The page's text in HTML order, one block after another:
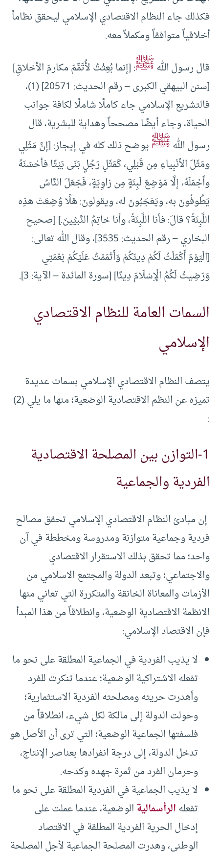
فكذلك جاء النظام الاقتصادي الإسلامي ليحقق نظاماً
أخلاقياً متوافقاً ومكملاً معه.
قال رسول اللهﷺ: [إنما بُعِثْتُ لأُتَمِّمَ مكارمَ الأخلاقِ]
[سنن البيهقي الكبرى – رقم الحديث: 20571] (1)،
فالتشريع الإسلامي جاء كاملًا شاملًا لكافة جوانب
الحياة، وجاء أيضًا مصححاً وهداية للبشرية، قال
رسول اللهﷺيوضح ذلك كله في إيجاز: [إنَّ مَثَلِي
ومَثَلَ الأنْبِياءِ مِن قَبْلِي، كَمَثَلِ رَجُلٍ بَنَى بَيْتًا فأحْسَنَهُ
وأَجْمَلَهُ، إلَّا مَوْضِعَ لَبِنَةٍ مِن زاوِيَةٍ، فَجَعَلَ النَّاسُ
يَطُوفُونَ به، ويَعْجَبُونَ له، ويقولونَ: هَلَّا وُضِعَتْ هذِه
اللَّبِنَةُ؟ قالَ: فأنا اللَّبِنَةُ، وأنا خاتِمُ النَّبيِّينَ.] [صحيح
البخاري – رقم الحديث: 3535]، وقال الله تعالى:
[الْيَوْمَ أَكْمَلْتُ لَكُمْ دِينَكُمْ وَأَتْمَمْتُ عَلَيْكُمْ نِعْمَتِي
وَرَضِيتُ لَكُمُ الْإِسْلَامَ دِينًا] [سورة المائدة – الآية: 3].
السمات العامة للنظام الاقتصادي
الإسلامي
يتصف النظام الاقتصادي الإسلامي بسمات عديدة
تميزه عن النظم الاقتصادية الوضعية؛ منها ما يلي (2)
:
1-التوازن بين المصلحة الاقتصادية
الفردية والجماعية
إن مبادئ النظام الاقتصادي الإسلامي تحقق مصالح
فردية وجماعية متوازنة ومدروسة ومخططة في آن
واحد؛ مما تحقق بذلك الاستقرار الاقتصادي
والاجتماعي؛ وتبعد الدولة والمجتمع الاسلامي من
الأزمات والمعاناة الخانقة والمتكررة التي تعاني منها
الانظمة الاقتصادية الوضعية، وانطلاقاً من هذا المبدأ
فإن الاقتصاد الإسلامي:
لا يذيب الفردية في الجماعية المطلقة على نحو ما
تفعله الاشتراكية الوضعية؛ عندما تنكرت للفرد
وأهدرت حريته ومصلحته الفردية الاستثمارية؛
وحولت الدولة إلى مالكة لكل شيء، انطلاقاً من
فلسفتها الجماعية الوضعية؛ التي ترى أن الأصل هو
تدخل الدولة، إلى درجة انفرادها بعناصر الإنتاج،
وحرمان الفرد من ثمرة جهده وكدحه.
لا يذيب الجماعية في الفردية المطلقة على نحو ما
تفعلهالرأسماليةالوضعية، عندما عملت على
إدخال الحرية الفردية المطلقة في الاقتصاد
الوطني، وهدرت المصلحة الجماعية لأجل المصلحة